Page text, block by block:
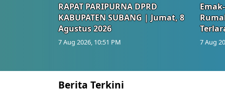
RAPAT PARIPURNA DPRD
KABUPATEN SUBANG | Jumat, 8
Agustus 2026
7 Aug 2026, 10:51 PM 7 Aug
Berita Terkini